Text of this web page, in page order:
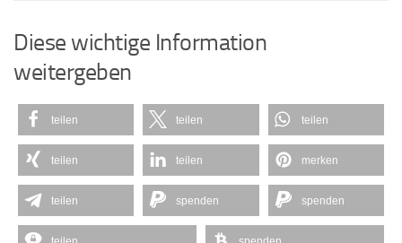
Diese wichtige Information
weitergeben
teilen teilen teilen
teilen teilen merken
teilen spenden spenden